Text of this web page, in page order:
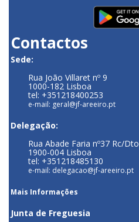
Contactos
Sede:
Rua João Villaret nº 9
1000-182 Lisboa
tel: +351218400253
e-mail: geral@jf-areeiro.pt
Delegação:
Rua Abade Faria nº37 Rc/Dto
1900-004 Lisboa
tel: +351218485130
e-mail: delegacao@jf-areeiro.pt
Mais Informações
Junta de Freguesia